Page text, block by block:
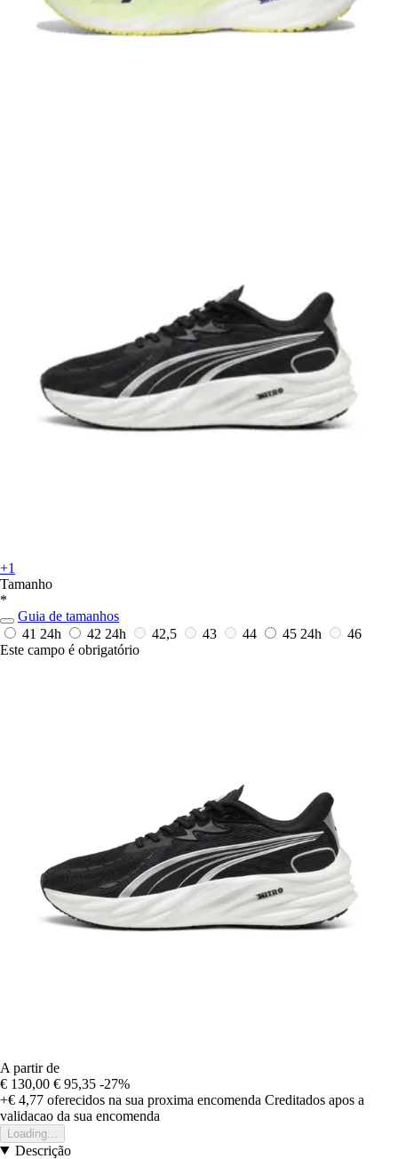
+1
Tamanho
*
Guia de tamanhos
41 24h 42 24h 42,5 43 44 45 24h
46
Este campo é obrigatório
A partir de
€ 130,00 € 95,35 -27%
+€ 4,77 oferecidos na sua proxima encomenda Creditados apos a
validacao da sua encomenda
Loading...
Descrição